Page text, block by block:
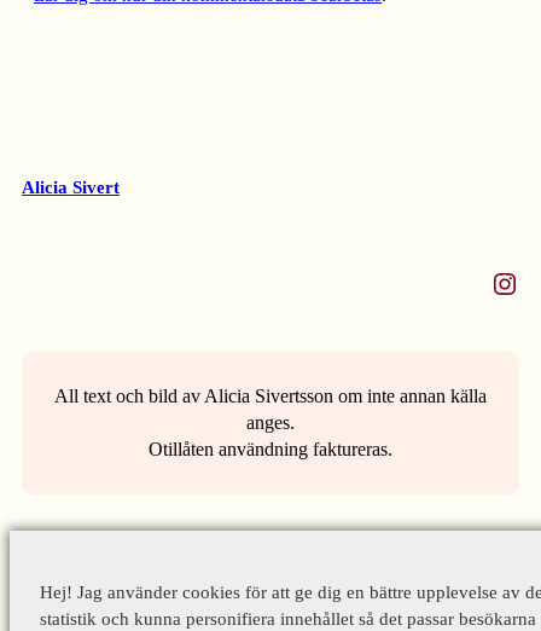
Alicia Sivert
Instagram
All text och bild av Alicia Sivertsson om inte annan källa
anges.
Otillåten användning faktureras.
Hej! Jag använder cookies för att ge dig en bättre upplevelse av
statistik och kunna personifiera innehållet så det passar